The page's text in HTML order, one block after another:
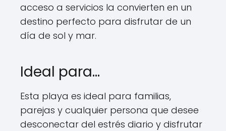
acceso a servicios la convierten en un
destino perfecto para disfrutar de un
día de sol y mar.
Ideal para…
Esta playa es ideal para familias,
parejas y cualquier persona que desee
desconectar del estrés diario y disfrutar